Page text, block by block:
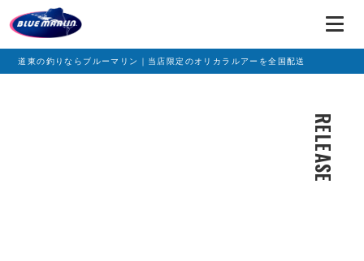
道東の釣りならブルーマリン｜当店限定のオリカラルアーを全国配送
RELEASE